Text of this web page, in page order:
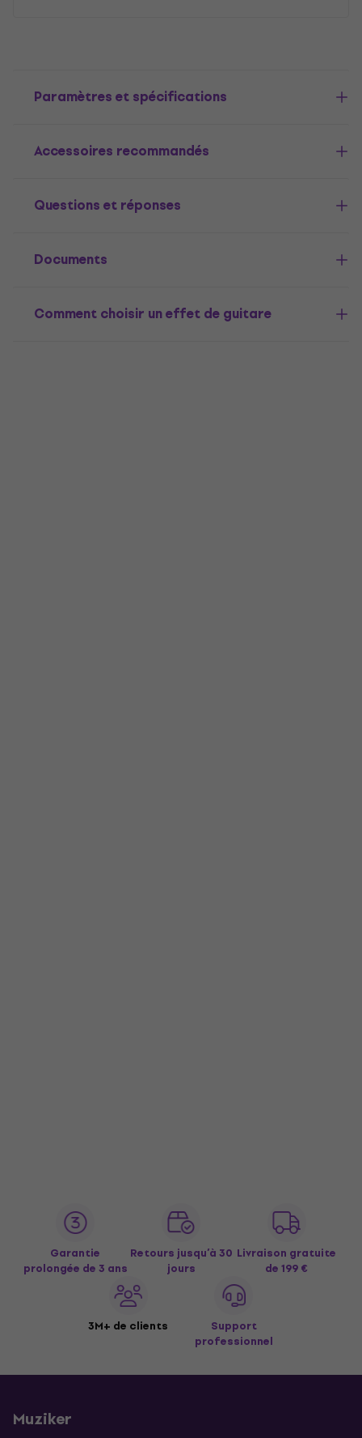
Paramètres et spécifications
Accessoires recommandés
Questions et réponses
Documents
Comment choisir un effet de guitare
Garantie
prolongée de 3 ans
Retours jusqu’à 30
jours
Livraison gratuite
de 199 €
3M+ de clients
Support
professionnel
Muziker